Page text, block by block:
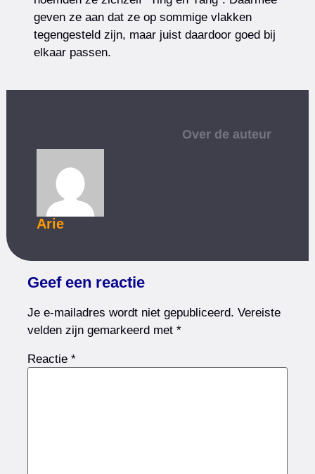
geven ze aan dat ze op sommige vlakken
tegengesteld zijn, maar juist daardoor goed bij
elkaar passen.
Over de auteur
Arie
Geef een reactie
Je e-mailadres wordt niet gepubliceerd. Vereiste
velden zijn gemarkeerd met*
Reactie*